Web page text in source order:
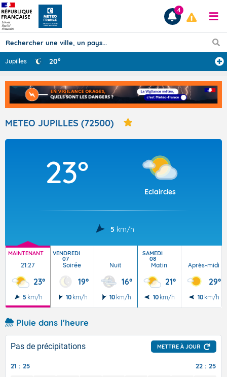
Prévisions
TOUS LES RÉSULTATS
Articles
4
Jupilles 20°
METEO JUPILLES (72500)
23°
Eclaircies
5 km/h
MAINTENANT
21:27
23°
5 km/h
VENDREDI
07
Soirée
19°
10 km/h
Nuit
16°
10 km/h
SAMEDI
08
Matin
21°
10 km/h
Après-midi
29°
10 km/h
Pluie dans l'heure
Pas de précipitations METTRE À JOUR
21 : 25 22 : 25